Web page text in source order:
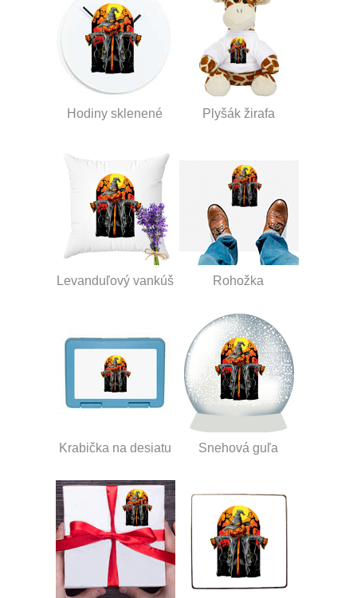
Hodiny sklenené Plyšák žirafa
Levanduľový vankúš Rohožka
Krabička na desiatu Snehová guľa